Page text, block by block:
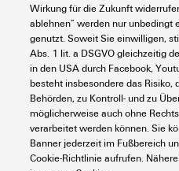
Mehrere Dateien auf
Schnellspur, um z. B.
herunterzuladen
Markieren Sie
sich
erstellen Sie
Wirkung für die Zukunft
ablehnen“ werden nur unbedingt
genutzt. Soweit Sie einwilligen,
Abs. 1 lit. a DSGVO gleichzeitig
in den USA durch Facebook,
besteht insbesondere das Risiko,
Behörden, zu Kontroll- und zu
möglicherweise auch ohne
verarbeitet werden können. Sie
Banner jederzeit im Fußbereich
Cookie-Richtlinie aufrufen.